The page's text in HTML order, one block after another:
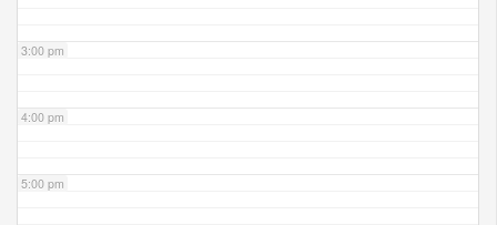
3:00 pm
4:00 pm
5:00 pm